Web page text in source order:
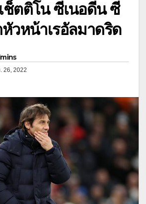
ช็ตติโน ซีเนอดีน ซี
วหน้าเรอัลมาดริด
. 26, 2022